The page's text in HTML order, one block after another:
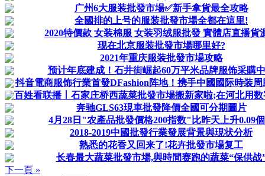
广州6大服装批發市場✅新手拿貨最全攻略
全國排的上号的服装批發市場全都在這里!
2020特價款 女装棉服 女装羽绒服批發 實體店直播貨
现在北京服装批發市場哪里好?
2021年重庆服装批發市場攻略
预计年底建成！石井街崛起60万平米品牌服饰采購
抖音電商服饰行業首發DFashion阵地！携手中國國际時装周
百姓看联播丨石家庄桥西蔬菜批發市場搬新家啦;在河北用
奔驰GLS63現車批發降價全國可分期圖片
4月28日"农產品批發價格200指数"比昨天上升0.09
2018-2019中國批發行業發展背景與現状分析
熟悉的花香又回来了!花卉批發市場复工
长春最大蔬菜批發市場,與時間赛跑的蔬菜“保供战
下一頁 »